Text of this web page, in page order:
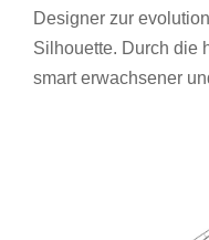
Designer zur
Silhouette. Durch die
smart erwachsener